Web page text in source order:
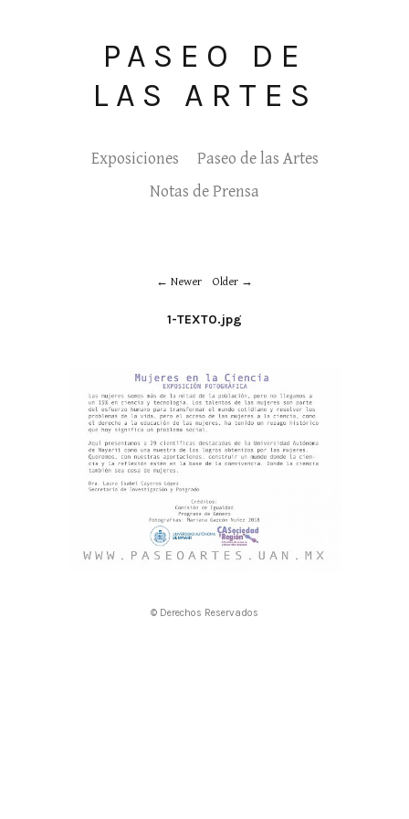
PASEO DE
LAS ARTES
Exposiciones
Paseo de las Artes
Notas de Prensa
Newer Older
1-TEXTO.jpg
© Derechos Reservados